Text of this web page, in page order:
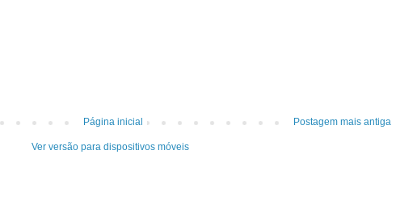
Postagem mais antiga
Página inicial
Ver versão para dispositivos móveis